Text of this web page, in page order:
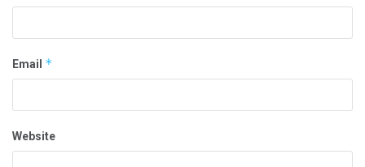
Email *
Website